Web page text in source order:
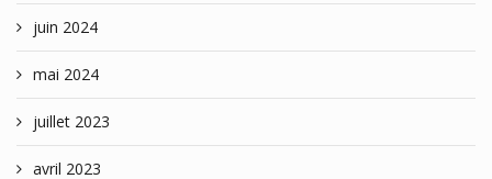
juin 2024
mai 2024
juillet 2023
avril 2023